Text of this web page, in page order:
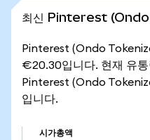
최신 Pinterest (Ondo
Pinterest (Ondo
€20.30입니다. 현재 유
Pinterest (Ondo
입니다.
시가총액